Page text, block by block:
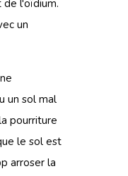
l'oïdium.
un
un sol mal
pourriture
le sol est
arroser la